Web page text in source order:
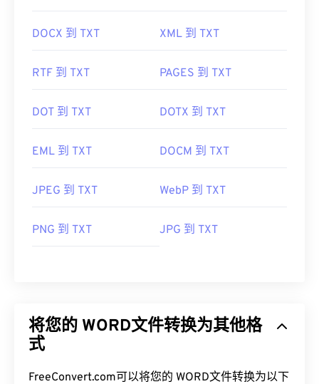
DOCX 到 TXT XML 到 TXT
RTF 到 TXT PAGES 到 TXT
DOT 到 TXT DOTX 到 TXT
EML 到 TXT DOCM 到 TXT
JPEG 到 TXT WebP 到 TXT
PNG 到 TXT JPG 到 TXT
将您的 WORD文件转换为其他格
式
FreeConvert.com可以将您的 WORD文件转换为以下